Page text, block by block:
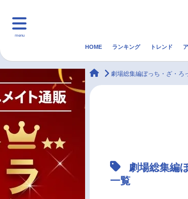
menu
マンガ・ラノベ
声優
HOME ランキング トレンド
animateTimes
劇場総集編ぼっち・ざ・ろ
劇場総集編
一覧